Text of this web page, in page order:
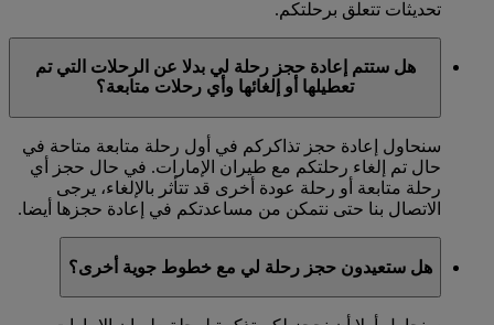
تحديثات تتعلق برحلتكم.
هل ستتم إعادة حجز رحلة لي بدلا عن الرحلات التي تم
تعطيلها أو إلغائها وأي رحلات متابعة؟
سنحاول إعادة حجز تذاكركم في أول رحلة متابعة متاحة في
حال تم إلغاء رحلتكم مع طيران الإمارات. في حال حجز أي
رحلة متابعة أو رحلة عودة أخرى قد تتأثر بالإلغاء، يرجى
الاتصال بنا حتى نتمكن من مساعدتكم في إعادة حجزها أيضا.
هل ستعيدون حجز رحلة لي مع خطوط جوية أخرى؟